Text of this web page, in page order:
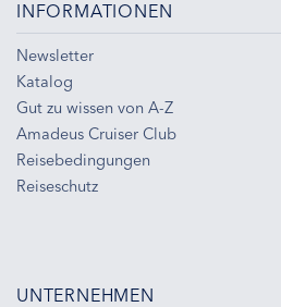
INFORMATIONEN
Newsletter
Katalog
Gut zu wissen von A-Z
Amadeus Cruiser Club
Reisebedingungen
Reiseschutz
UNTERNEHMEN